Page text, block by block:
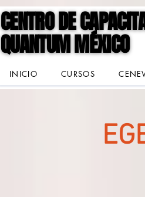
CENTRO DE
QUANTUM MÉXICO
CENTRO DE
QUANTUM MÉXICO
INICIO CURSOS